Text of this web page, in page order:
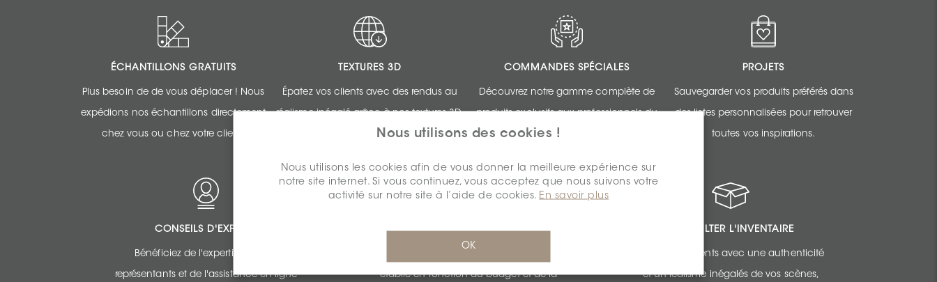
Nous utilisons des cookies !
Nous utilisons les cookies afin de vous donner la meilleure expérience sur
notre site internet. Si vous continuez, vous acceptez que nous suivons votre
activité sur notre site à l’aide de cookies. En savoir plus
OK
ÉCHANTILLONS GRATUITS
Plus besoin de de vous déplacer ! Nous
expédions nos échantillons directement
chez vous ou chez votre client.
TEXTURES 3D
Épatez vos clients avec des rendus au
réalisme inégalé grâce à nos textures 3D.
COMMANDES SPÉCIALES
Découvrez notre gamme complète de
produits exclusifs aux professionnels du
design.
PROJETS
Sauvegarder vos produits préférés dans
des listes personnalisées pour retrouver
toutes vos inspirations.
CONSEILS D'EXPERTS
Bénéficiez de l'expertise de nos
représentants et de l'assistance en ligne
SOUMISSIONS PERSONNALISÉES
établie en fonction du budget et de la
CONSULTER L'INVENTAIRE
Épatez vos clients avec une authenticité
et un réalisme inégalés de vos scènes,